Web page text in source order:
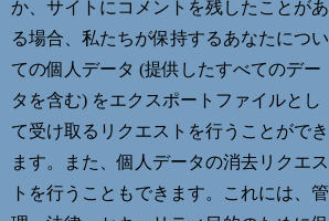
か、サイトにコメントを残したことがあ
る場合、私たちが保持するあなたについ
ての個人データ (提供したすべてのデー
タを含む) をエクスポートファイルとし
て受け取るリクエストを行うことができ
ます。また、個人データの消去リクエス
トを行うこともできます。これには、管